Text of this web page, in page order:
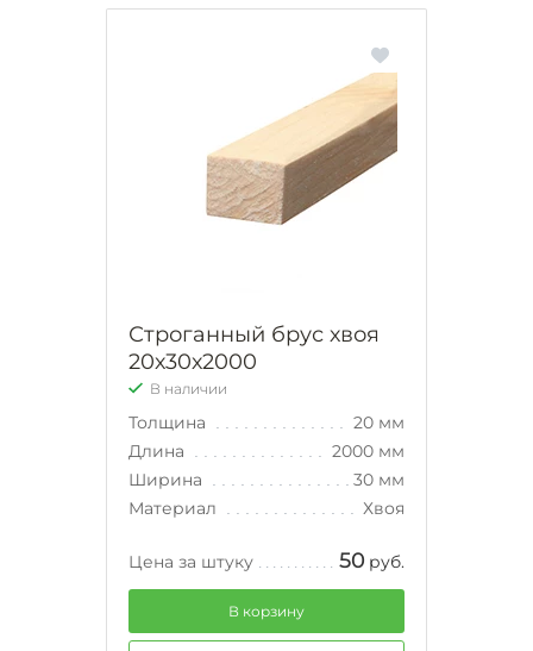
Строганный брус хвоя
20х30х2000
В наличии
Толщина
20 мм
Длина
2000 мм
Ширина
30 мм
Материал
Хвоя
Цена за штуку 50 руб.
В корзину